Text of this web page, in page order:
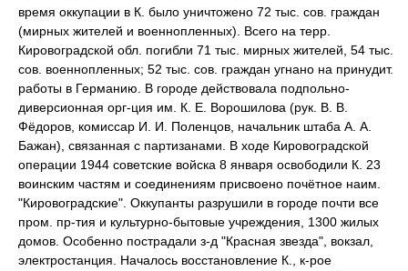
время оккупации в К. было уничтожено 72 тыс. сов. граждан
(мирных жителей и военнопленных). Всего на терр.
Кировоградской обл. погибли 71 тыс. мирных жителей, 54 тыс.
сов. военнопленных; 52 тыс. сов. граждан угнано на принудит.
работы в Германию. В городе действовала подпольно-
диверсионная орг-ция им. К. Е. Ворошилова (рук. В. В.
Фёдоров, комиссар И. И. Поленцов, начальник штаба А. А.
Бажан), связанная с партизанами. В ходе Кировоградской
операции 1944 советские войска 8 января освободили К. 23
воинским частям и соединениям присвоено почётное наим.
"Кировоградские". Оккупанты разрушили в городе почти все
пром. пр-тия и культурно-бытовые учреждения, 1300 жилых
домов. Особенно пострадали з-д "Красная звезда", вокзал,
электростанция. Началось восстановление К., к-рое